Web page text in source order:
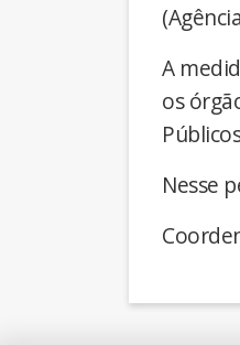
A
os
Nesse